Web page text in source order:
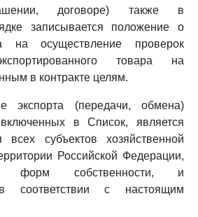
договоре) также в
записывается положение о
на осуществление проверок
товара на
в контракте целям.
экспорта (передачи, обмена)
в Список, является
всех субъектов хозяйственной
Российской Федерации,
форм собственности, и
в соответствии с настоящим